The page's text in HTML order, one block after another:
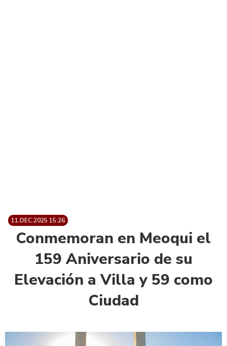
11.DEC.2025 15:26
Conmemoran en Meoqui el
159 Aniversario de su
Elevación a Villa y 59 como
Ciudad